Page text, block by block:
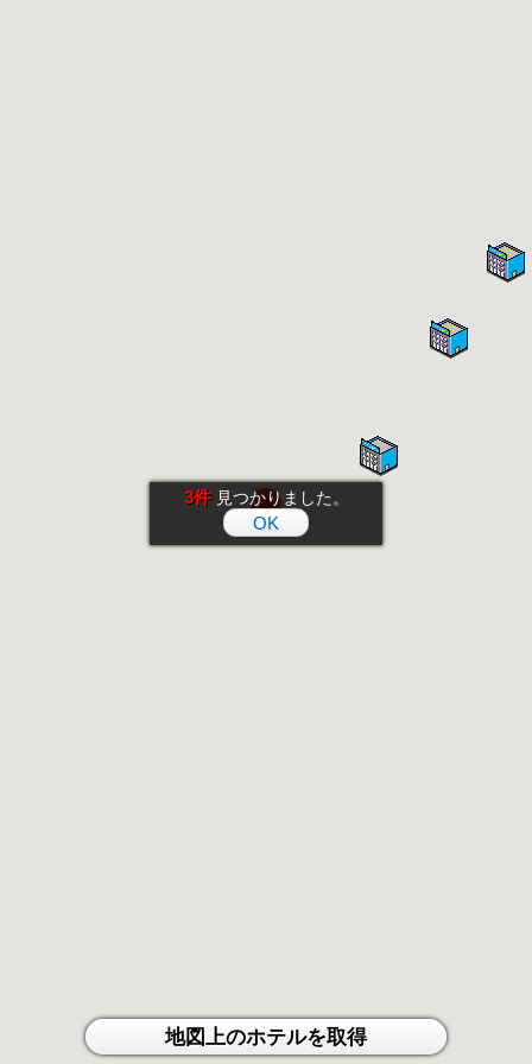
3件見つかりました。
OK
地図上のホテルを取得